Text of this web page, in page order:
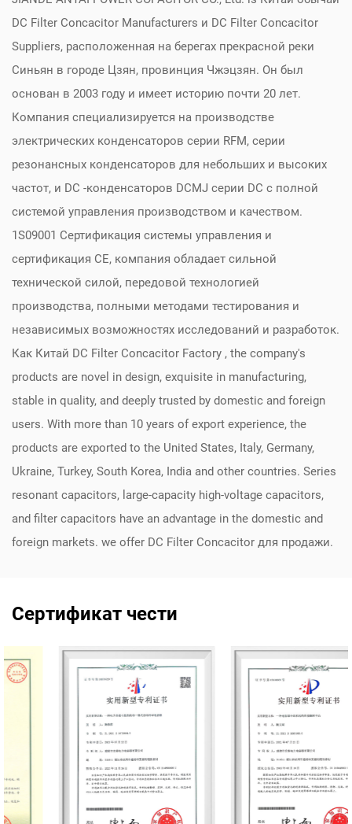
DC Filter Concacitor Manufacturers и DC Filter Concacitor
Suppliers, расположенная на берегах прекрасной реки
Синьян в городе Цзян, провинция Чжэцзян. Он был
основан в 2003 году и имеет историю почти 20 лет.
Компания специализируется на производстве
электрических конденсаторов серии RFM, серии
резонансных конденсаторов для небольших и высоких
частот, и DC -конденсаторов DCMJ серии DC с полной
системой управления производством и качеством.
1S09001 Сертификация системы управления и
сертификация CE, компания обладает сильной
технической силой, передовой технологией
производства, полными методами тестирования и
независимых возможностях исследований и разработок.
Как Китай DC Filter Concacitor Factory , the company's
products are novel in design, exquisite in manufacturing,
stable in quality, and deeply trusted by domestic and foreign
users. With more than 10 years of export experience, the
products are exported to the United States, Italy, Germany,
Ukraine, Turkey, South Korea, India and other countries. Series
resonant capacitors, large-capacity high-voltage capacitors,
and filter capacitors have an advantage in the domestic and
foreign markets. we offer DC Filter Concacitor для продажи.
Сертификат чести